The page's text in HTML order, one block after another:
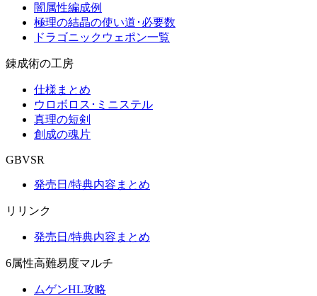
闇属性編成例
極理の結晶の使い道･必要数
ドラゴニックウェポン一覧
錬成術の工房
仕様まとめ
ウロボロス･ミニステル
真理の短剣
創成の魂片
GBVSR
発売日/特典内容まとめ
リリンク
発売日/特典内容まとめ
6属性高難易度マルチ
ムゲンHL攻略